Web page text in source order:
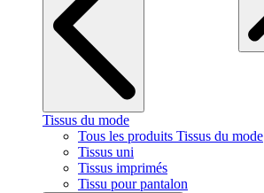
Tissus du mode
Tous les produits Tissus du mode
Tissus uni
Tissus imprimés
Tissu pour pantalon